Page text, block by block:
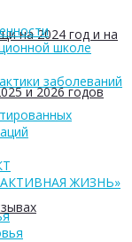
на 2024 год и на
и 2026 годов
школе
заболеваний
ЖИЗНЬ»